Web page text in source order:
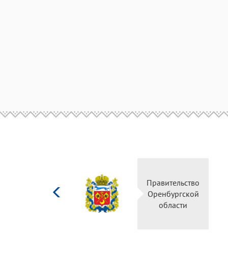
Правительство
Оренбургской
области